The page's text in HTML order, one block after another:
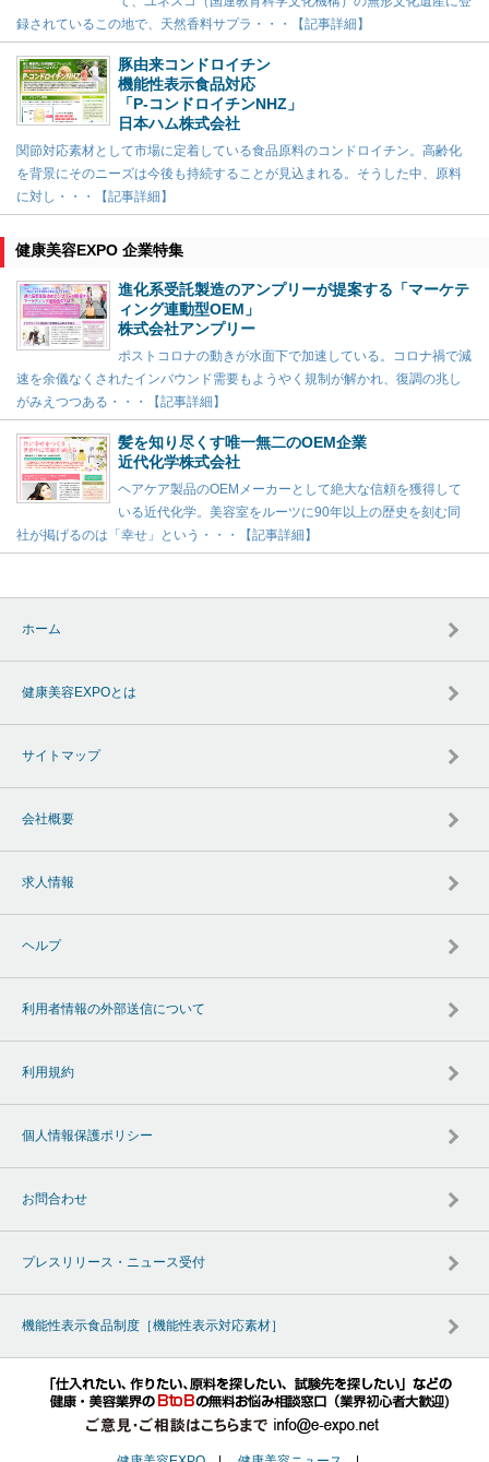
録されているこの地で、天然香料サプラ・・・【記事詳細】
豚由来コンドロイチン
機能性表示食品対応
「P-コンドロイチンNHZ」
日本ハム株式会社
関節対応素材として市場に定着している食品原料のコンドロイチン。高齢化
を背景にそのニーズは今後も持続することが見込まれる。そうした中、原料
に対し・・・【記事詳細】
健康美容EXPO 企業特集
進化系受託製造のアンプリーが提案する「マーケテ
ィング連動型OEM」
株式会社アンプリー
ポストコロナの動きが水面下で加速している。コロナ禍で減
速を余儀なくされたインバウンド需要もようやく規制が解かれ、復調の兆し
がみえつつある・・・【記事詳細】
髪を知り尽くす唯一無二のOEM企業
近代化学株式会社
ヘアケア製品のOEMメーカーとして絶大な信頼を獲得して
いる近代化学。美容室をルーツに90年以上の歴史を刻む同
社が掲げるのは「幸せ」という・・・【記事詳細】
ホーム
健康美容EXPOとは
サイトマップ
会社概要
求人情報
ヘルプ
利用者情報の外部送信について
利用規約
個人情報保護ポリシー
お問合わせ
プレスリリース・ニュース受付
機能性表示食品制度［機能性表示対応素材］